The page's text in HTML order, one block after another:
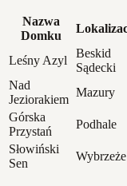
Nazwa
Domku
Leśny Azyl
Beskid
Sądecki
Nad
Jeziorakiem
Mazury
Górska
Przystań
Podhale
Słowiński
Sen
Wybrzeże